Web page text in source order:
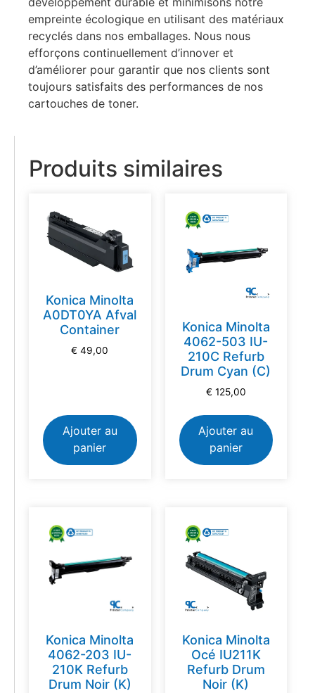
empreinte écologique en utilisant des matériaux
recyclés dans nos emballages. Nous nous
efforçons continuellement d’innover et
d’améliorer pour garantir que nos clients sont
toujours satisfaits des performances de nos
cartouches de toner.
Produits similaires
Konica Minolta
A0DT0YA Afval
Container
€ 49,00
Ajouter au
panier
Konica Minolta
4062-503 IU-
210C Refurb
Drum Cyan (C)
€ 125,00
Ajouter au
panier
Konica Minolta
4062-203 IU-
210K Refurb
Drum Noir (K)
Konica Minolta
Océ IU211K
Refurb Drum
Noir (K)